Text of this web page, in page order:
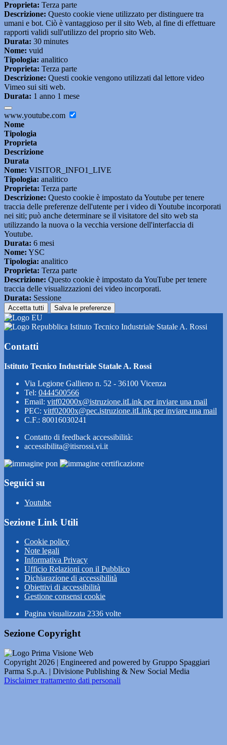
Proprieta: Terza parte
Descrizione: Questo cookie viene utilizzato per distinguere tra
umani e bot. Ciò è vantaggioso per il sito Web, al fine di effettuare
rapporti validi sull'utilizzo del proprio sito Web.
Durata: 30 minutes
Nome: vuid
Tipologia: analitico
Proprieta: Terza parte
Descrizione: Questi cookie vengono utilizzati dal lettore video
Vimeo sui siti web.
Durata: 1 anno 1 mese
www.youtube.com
Nome
Tipologia
Proprieta
Descrizione
Durata
Nome: VISITOR_INFO1_LIVE
Tipologia: analitico
Proprieta: Terza parte
Descrizione: Questo cookie è impostato da Youtube per tenere
traccia delle preferenze dell'utente per i video di Youtube incorporati
nei siti; può anche determinare se il visitatore del sito web sta
utilizzando la nuova o la vecchia versione dell'interfaccia di
Youtube.
Durata: 6 mesi
Nome: YSC
Tipologia: analitico
Proprieta: Terza parte
Descrizione: Questo cookie è impostato da YouTube per tenere
traccia delle visualizzazioni dei video incorporati.
Durata: Sessione
Accetta tutti Salva le preferenze
Istituto Tecnico Industriale Statale A. Rossi
Contatti
Istituto Tecnico Industriale Statale A. Rossi
Via Legione Gallieno n. 52 - 36100 Vicenza
Tel: 0444500566
Email: vitf02000x@istruzione.itLink per inviare una mail
PEC: vitf02000x@pec.istruzione.itLink per inviare una mail
C.F.: 80016030241
Contatto di feedback accessibilità:
accessibilita@itisrossi.vi.it
Seguici su
Youtube
Sezione Link Utili
Cookie policy
Note legali
Informativa Privacy
Ufficio Relazioni con il Pubblico
Dichiarazione di accessibilità
Obiettivi di accessibilità
Gestione consensi cookie
Pagina visualizzata 2336 volte
Sezione Copyright
Copyright 2026 | Engineered and powered by Gruppo Spaggiari
Parma S.p.A. | Divisione Publishing & New Social Media
Disclaimer trattamento dati personali